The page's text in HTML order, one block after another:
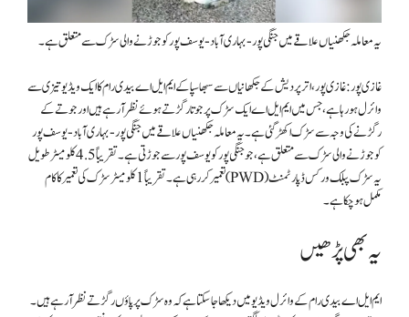
یہ معاملہ جکھنیاں علاقے میں جنگی پور-بہاری آباد-یوسف پور کو جوڑنے والی سڑک سے متعلق ہے۔
غازی پور:غازی پور، اترپردیش کے جکھانیاں سے سبھاسپا کے ایم ایل اے بیدی رام کا ایک ویڈیو تیزی سے
وائرل ہو رہا ہے، جس میں ایم ایل اے ایک سڑک پر جوتا رگڑتے ہوئے نظر آ رہے ہیں اور جوتے کے
رگڑنے کی وجہ سے سڑک اکھڑ گئی ہے۔ یہ معاملہ جکھنیاں علاقے میں جنگی پور-بہاری آباد-یوسف پور
کو جوڑنے والی سڑک سے متعلق ہے، جو جنگی پور کو یوسف پور سے جوڑتی ہے۔ تقریباً 4.5 کلومیٹر طویل
یہ سڑک پبلک ورکس ڈپارٹمنٹ (PWD) تعمیر کر رہی ہے۔ تقریباً 1 کلو میٹر سڑک کی تعمیر کا کام
مکمل ہو چکا ہے۔
یہ بھی پڑھیں
ایم ایل اے بیدی رام کے وائرل ویڈیو میں دیکھا جا سکتا ہے کہ وہ سڑک پر پاؤں رگڑتے نظر آ رہے ہیں۔